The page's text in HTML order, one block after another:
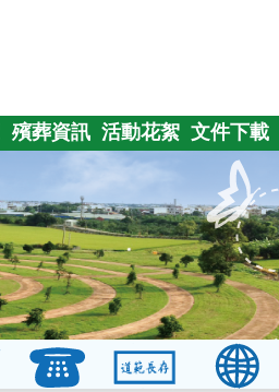
殯葬資訊 活動花絮 文件下載